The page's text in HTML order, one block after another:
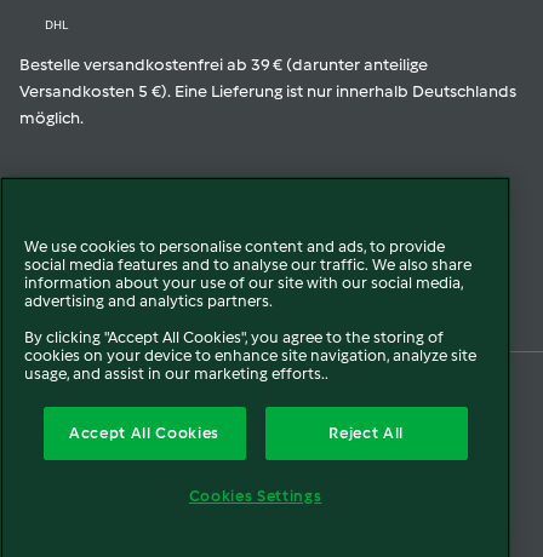
DHL
Bestelle versandkostenfrei ab 39 € (darunter anteilige
Versandkosten 5 €). Eine Lieferung ist nur innerhalb Deutschlands
möglich.
Zur Echtheit der Bewertungen
We use cookies to personalise content and ads, to provide
social media features and to analyse our traffic. We also share
information about your use of our site with our social media,
advertising and analytics partners.
By clicking "Accept All Cookies", you agree to the storing of
cookies on your device to enhance site navigation, analyze site
usage, and assist in our marketing efforts..
Accept All Cookies Reject All
Cookies Settings